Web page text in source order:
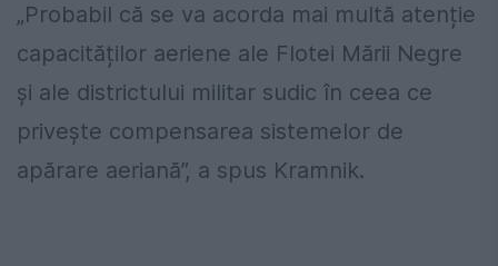
„Probabil că se va acorda mai multă atenție
capacităților aeriene ale Flotei Mării Negre
și ale districtului militar sudic în ceea ce
privește compensarea sistemelor de
apărare aeriană”, a spus Kramnik.